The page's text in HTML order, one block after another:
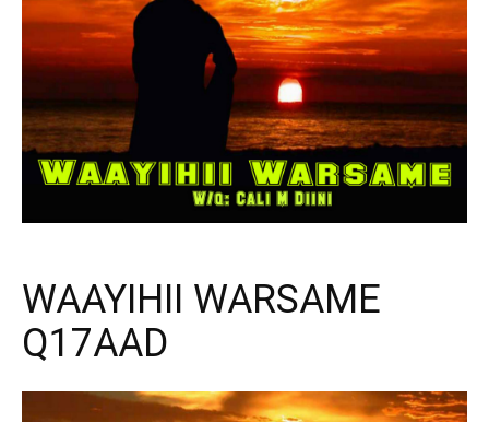
WAAYIHII WARSAME
Q17AAD